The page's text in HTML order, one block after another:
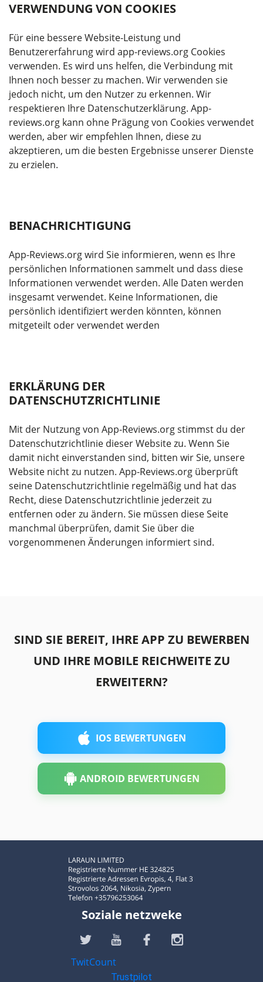
VERWENDUNG VON COOKIES
Für eine bessere Website-Leistung und
Benutzererfahrung wird app-reviews.org Cookies
verwenden. Es wird uns helfen, die Verbindung mit
Ihnen noch besser zu machen. Wir verwenden sie
jedoch nicht, um den Nutzer zu erkennen. Wir
respektieren Ihre Datenschutzerklärung. App-
reviews.org kann ohne Prägung von Cookies verwendet
werden, aber wir empfehlen Ihnen, diese zu
akzeptieren, um die besten Ergebnisse unserer Dienste
zu erzielen.
BENACHRICHTIGUNG
App-Reviews.org wird Sie informieren, wenn es Ihre
persönlichen Informationen sammelt und dass diese
Informationen verwendet werden. Alle Daten werden
insgesamt verwendet. Keine Informationen, die
persönlich identifiziert werden könnten, können
mitgeteilt oder verwendet werden
ERKLÄRUNG DER
DATENSCHUTZRICHTLINIE
Mit der Nutzung von App-Reviews.org stimmst du der
Datenschutzrichtlinie dieser Website zu. Wenn Sie
damit nicht einverstanden sind, bitten wir Sie, unsere
Website nicht zu nutzen. App-Reviews.org überprüft
seine Datenschutzrichtlinie regelmäßig und hat das
Recht, diese Datenschutzrichtlinie jederzeit zu
entfernen oder zu ändern. Sie müssen diese Seite
manchmal überprüfen, damit Sie über die
vorgenommenen Änderungen informiert sind.
SIND SIE BEREIT, IHRE APP ZU BEWERBEN
UND IHRE MOBILE REICHWEITE ZU
ERWEITERN?
IOS BEWERTUNGEN
ANDROID BEWERTUNGEN
Soziale netzweke
TwitCount
Trustpilot